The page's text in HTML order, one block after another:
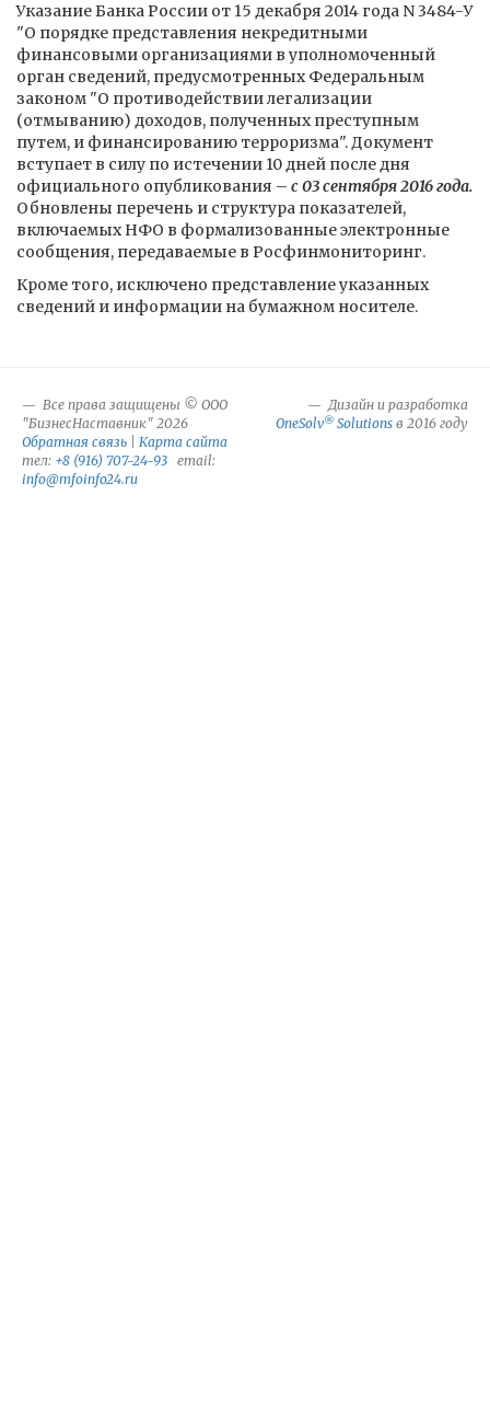
Указание Банка России от 15 декабря 2014 года N 3484-У
"О порядке представления некредитными
финансовыми организациями в уполномоченный
орган сведений, предусмотренных Федеральным
законом "О противодействии легализации
(отмыванию) доходов, полученных преступным
путем, и финансированию терроризма". Документ
вступает в силу по истечении 10 дней после дня
официального опубликования – с 03 сентября 2016 года.
Обновлены перечень и структура показателей,
включаемых НФО в формализованные электронные
сообщения, передаваемые в Росфинмониторинг.
Кроме того, исключено представление указанных
сведений и информации на бумажном носителе.
Все права защищены © ООО
"БизнесНаставник" 2026
Обратная связь
Карта сайта
тел: +8 (916) 707-24-93 email:
info@mfoinfo24.ru
Дизайн и разработка
OneSolv® Solutions в 2016 году